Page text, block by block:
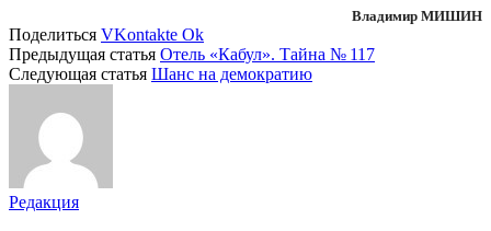
Владимир МИШИН
Поделиться VKontakte Ok
Предыдущая статья Отель «Кабул». Тайна № 117
Следующая статья Шанс на демократию
Редакция